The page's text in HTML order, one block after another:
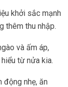
khởi sắc mạnh
thêm thu nhập.
và ấm áp,
từ nửa kia.
động nhẹ, ăn